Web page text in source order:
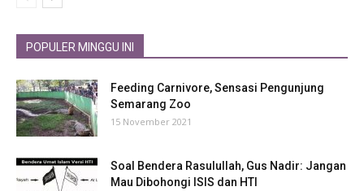
POPULER MINGGU INI
Feeding Carnivore, Sensasi Pengunjung
Semarang Zoo
15 November 2021
Soal Bendera Rasulullah, Gus Nadir: Jangan
Mau Dibohongi ISIS dan HTI